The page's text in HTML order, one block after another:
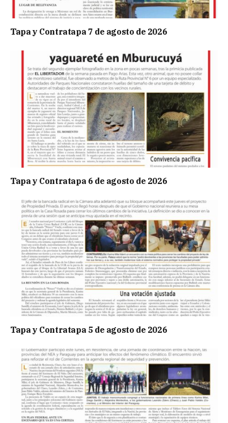
Tapa y Contratapa 7 de agosto de 2026
Tapa y Contratapa 6 de agosto de 2026
Tapa y Contratapa 5 de agosto de 2026